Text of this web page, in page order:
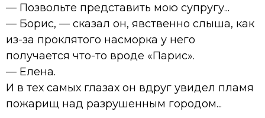
— Позвольте представить мою супругу...
— Борис, — сказал он, явственно слыша, как
из-за проклятого насморка у него
получается что-то вроде «Парис».
— Елена.
И в тех самых глазах он вдруг увидел пламя
пожарищ над разрушенным городом...